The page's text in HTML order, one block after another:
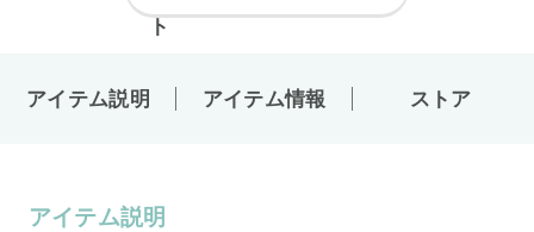
アイテム説明 アイテム情報 ストア
アイテム説明